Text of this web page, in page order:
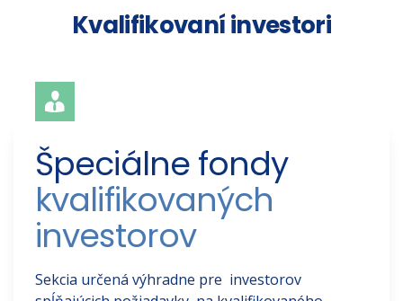
Kvalifikovaní investori
Špeciálne fondy
kvalifikovaných
investorov
Sekcia určená výhradne pre investorov